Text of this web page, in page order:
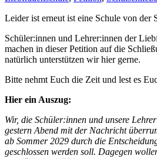
Leider ist erneut ist eine Schule von
Schüler:innen und Lehrer:innen der
machen in dieser Petition auf die
natürlich unterstützen wir hier gerne.
Bitte nehmt Euch die Zeit und lest es
Hier ein Auszug:
Wir, die Schüler:innen und unsere
gestern Abend mit der Nachricht
ab Sommer 2029 durch die
geschlossen werden soll. Dagegen